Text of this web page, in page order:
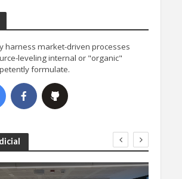
harness market-driven processes
leveling internal or "organic"
formulate.